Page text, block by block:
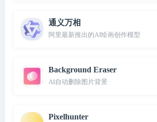
通义万相
阿里最新推出的AI绘画创作模型
Background Eraser
AI自动删除图片背景
Pixelhunter